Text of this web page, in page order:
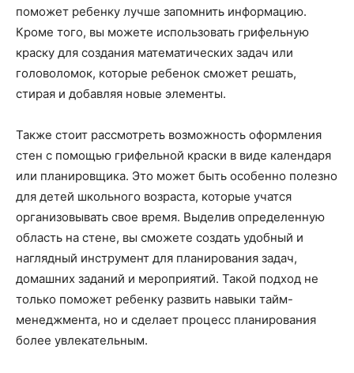
поможет ребенку лучше запомнить информацию.
Кроме того, вы можете использовать грифельную
краску для создания математических задач или
головоломок, которые ребенок сможет решать,
стирая и добавляя новые элементы.
Также стоит рассмотреть возможность оформления
стен с помощью грифельной краски в виде календаря
или планировщика. Это может быть особенно полезно
для детей школьного возраста, которые учатся
организовывать свое время. Выделив определенную
область на стене, вы сможете создать удобный и
наглядный инструмент для планирования задач,
домашних заданий и мероприятий. Такой подход не
только поможет ребенку развить навыки тайм-
менеджмента, но и сделает процесс планирования
более увлекательным.